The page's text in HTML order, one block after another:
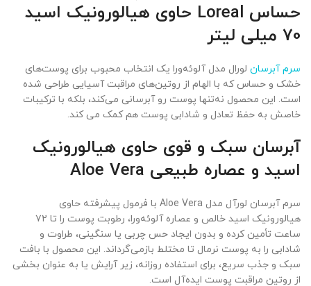
حساس Loreal حاوی هیالورونیک اسید
70 میلی لیتر
سرم آبرسان لورال مدل آلوئه‌ورا یک انتخاب محبوب برای پوست‌های
خشک و حساس که با الهام از روتین‌های مراقبت آسیایی طراحی شده
است. این محصول نه‌تنها پوست رو آبرسانی می‌کند، بلکه با ترکیبات
خاصش به حفظ تعادل و شادابی پوست هم کمک می کند.
آبرسان سبک و قوی حاوی هیالورونیک
اسید و عصاره طبیعی Aloe Vera
سرم آبرسان لورآل مدل Aloe Vera با فرمول پیشرفته حاوی
هیالورونیک اسید خالص و عصاره آلوئه‌ورا، رطوبت پوست را تا ۷۲
ساعت تأمین کرده و بدون ایجاد حس چربی یا سنگینی، طراوت و
شادابی را به پوست نرمال تا مختلط بازمی‌گرداند. این محصول با بافت
سبک و جذب سریع، برای استفاده روزانه، زیر آرایش یا به عنوان بخشی
از روتین مراقبت پوست ایده‌آل است.